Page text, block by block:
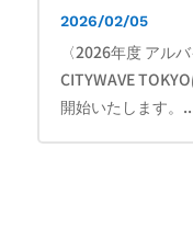
2026/02/05
〈2026年度 アル
CITYWAVE
開始いたします。